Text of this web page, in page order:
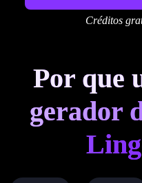
Créditos
Por que
gerador